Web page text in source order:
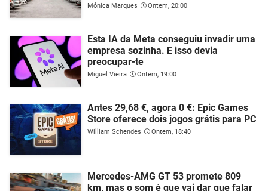
Mónica Marques Ontem, 20:00
Esta IA da Meta conseguiu invadir uma
empresa sozinha. E isso devia
preocupar-te
Miguel Vieira Ontem, 19:00
Antes 29,68 €, agora 0 €: Epic Games
Store oferece dois jogos grátis para PC
William Schendes Ontem, 18:40
Mercedes-AMG GT 53 promete 809
km, mas o som é que vai dar que falar